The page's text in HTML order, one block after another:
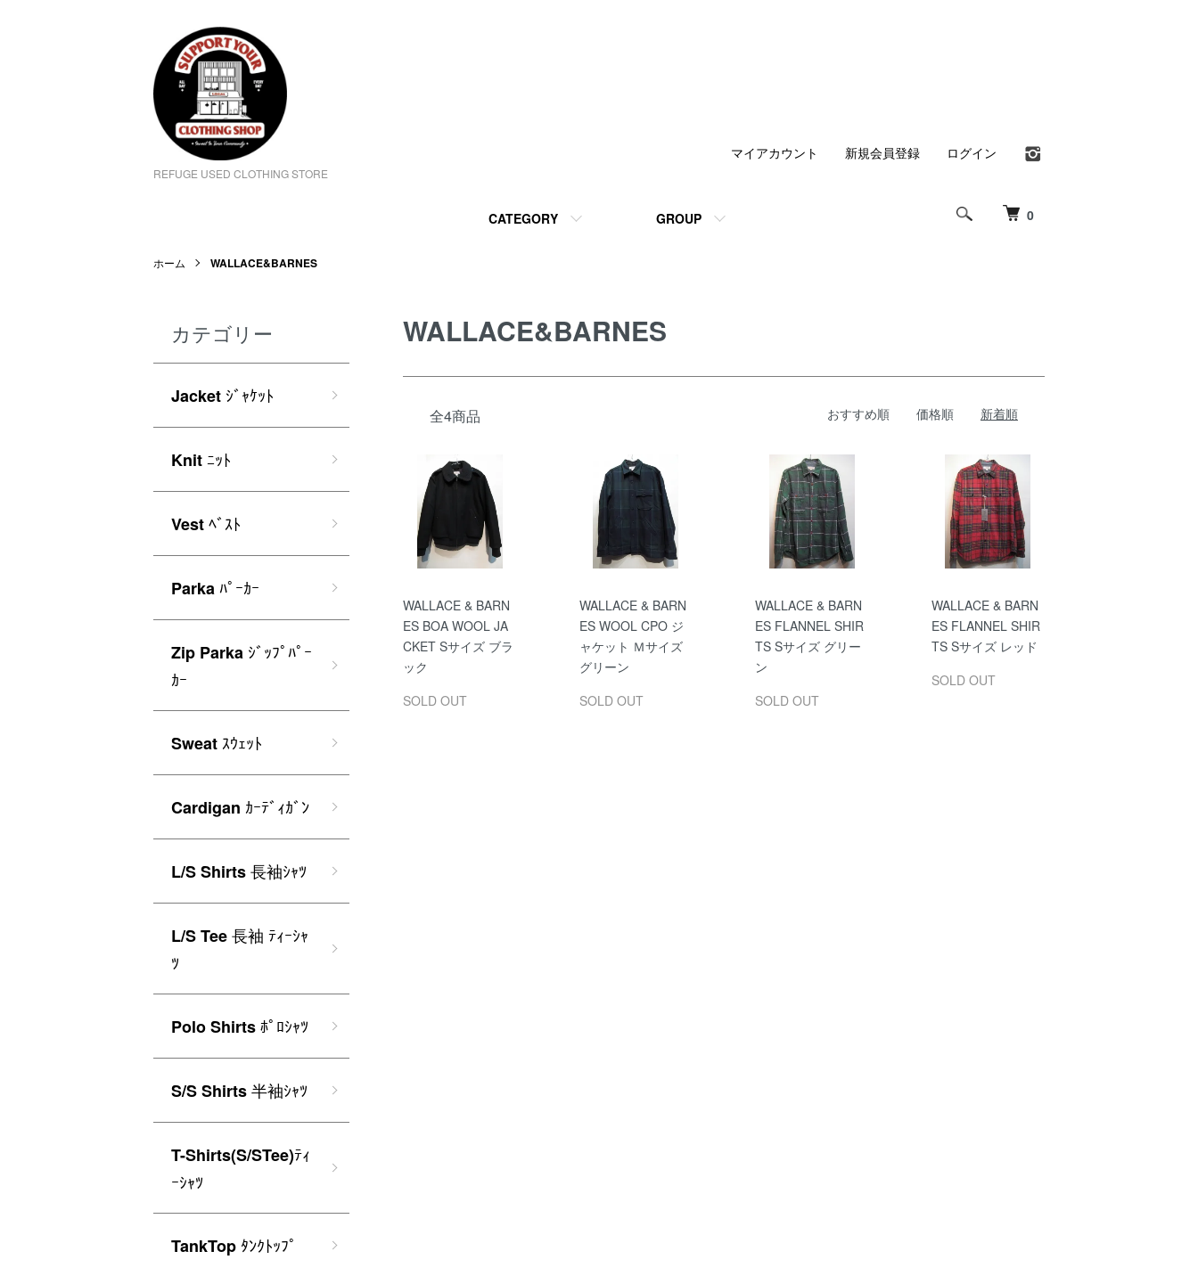
REFUGE USED CLOTHING STORE
0
CATEGORY GROUP
マイアカウント 新規会員登録 ログイン
ホーム WALLACE&BARNES
WALLACE&BARNES
全4商品 おすすめ順 価格順 新着順
WALLACE & BARN
ES BOA WOOL JA
CKET Sサイズ ブラ
ック
SOLD OUT
WALLACE & BARN
ES WOOL CPO ジ
ャケット Ｍサイズ
グリーン
SOLD OUT
WALLACE & BARN
ES FLANNEL SHIR
TS Sサイズ グリー
ン
SOLD OUT
WALLACE & BARN
ES FLANNEL SHIR
TS Sサイズ レッド
SOLD OUT
カテゴリー
Jacket ｼﾞｬｹｯﾄ
Knitﾆｯﾄ
Vestﾍﾞｽﾄ
Parkaﾊﾟｰｶｰ
Zip Parka ｼﾞｯﾌﾟﾊﾟｰ
ｶｰ
Sweat ｽｳｪｯﾄ
Cardigan ｶｰﾃﾞｨｶﾞﾝ
L/S Shirts長袖ｼｬﾂ
L/S Tee長袖 ﾃｨｰｼｬ
ﾂ
Polo Shirtsﾎﾟﾛｼｬﾂ
S/S Shirts半袖ｼｬﾂ
T-Shirts(S/STee)ﾃｨ
ｰｼｬﾂ
TankTop ﾀﾝｸﾄｯﾌﾟ